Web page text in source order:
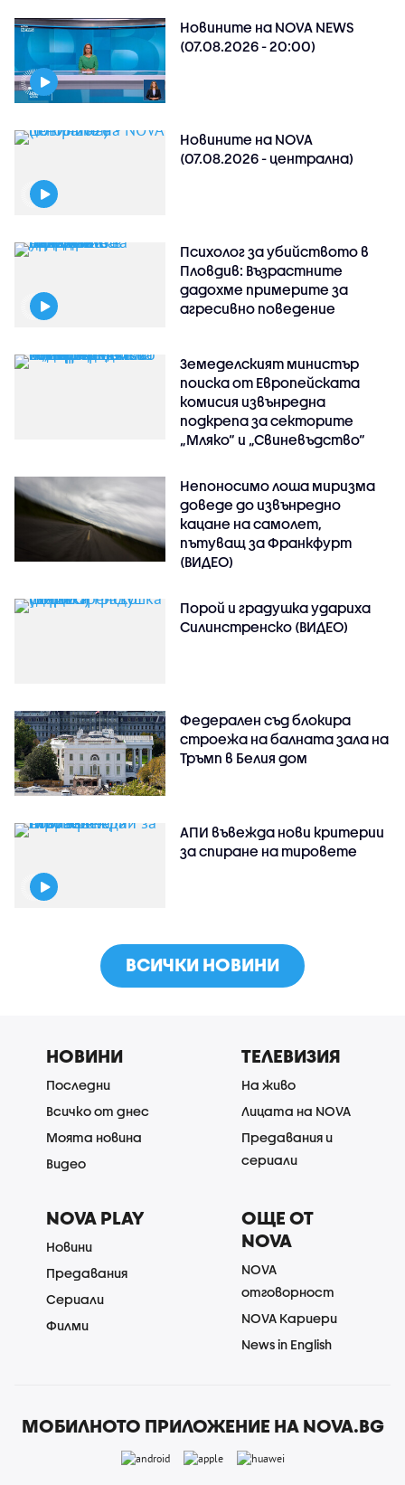
Новините на NOVA NEWS
(07.08.2026 - 20:00)
Новините на NOVA
(07.08.2026 - централна)
Психолог за убийството в
Пловдив: Възрастните
дадохме примерите за
агресивно поведение
Земеделският министър
поиска от Европейската
комисия извънредна
подкрепа за секторите
„Мляко“ и „Свиневъдство“
Непоносимо лоша миризма
доведе до извънредно
кацане на самолет,
пътуващ за Франкфурт
(ВИДЕО)
Порой и градушка удариха
Силинстренско (ВИДЕО)
Федерален съд блокира
строежа на балната зала на
Тръмп в Белия дом
АПИ въвежда нови критерии
за спиране на тировете
ВСИЧКИ НОВИНИ
НОВИНИ
Последни
Всичко от днес
Моята новина
Видео
ТЕЛЕВИЗИЯ
На живо
Лицата на NOVA
Предавания и
сериали
NOVA PLAY
Новини
Предавания
Сериали
Филми
ОЩЕ ОТ
NOVA
NOVA
отговорност
NOVA Кариери
News in English
МОБИЛНОТО ПРИЛОЖЕНИЕ НА NOVA.BG